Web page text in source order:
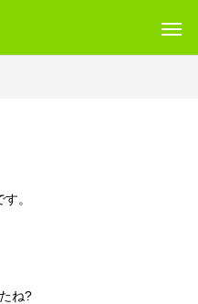
支援B型・ニコサービス
。
ね?